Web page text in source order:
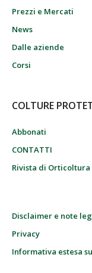
Prezzi e Mercati
News
Dalle aziende
Corsi
COLTURE
Abbonati
CONTATTI
Rivista di
Disclaimer e note
Privacy
Informativa estesa